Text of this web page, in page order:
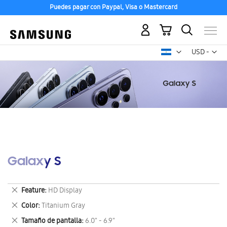
Puedes pagar con Paypal, Visa o Mastercard
USD -
dólar
Mi carrito
Galaxy S
Feature HD Display
Eliminar
este
artículo
Color Titanium Gray
Eliminar
este
Tamaño de pantalla 6.0" - 6.9"
Eliminar